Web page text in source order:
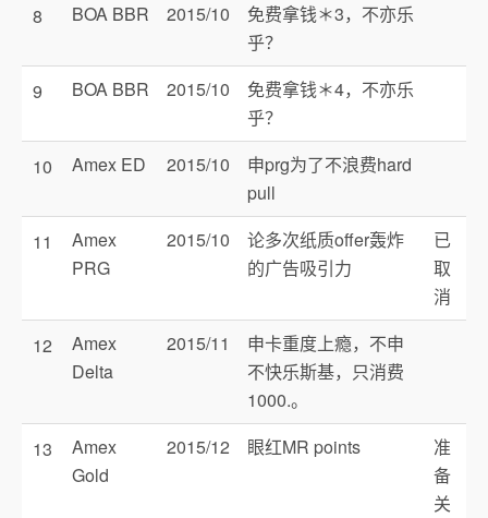
8
BOA BBR 2015/10
免费拿钱＊3，不亦乐
乎？
9
BOA BBR 2015/10
免费拿钱＊4，不亦乐
乎？
10
Amex ED 2015/10
申prg为了不浪费hard
pull
11
Amex
PRG
2015/10
论多次纸质offer轰炸
的广告吸引力
已
取
消
12
Amex
Delta
2015/11
申卡重度上瘾，不申
不快乐斯基，只消费
1000.。
13
Amex
Gold
2015/12 眼红MR points
准
备
关